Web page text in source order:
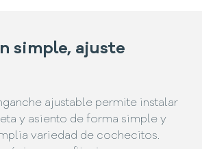
simple, ajuste
ajustable permite instalar
y asiento de forma simple y
variedad de cochecitos.